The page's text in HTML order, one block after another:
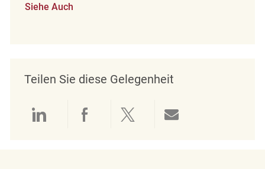
Siehe Auch
Teilen Sie diese Gelegenheit
Über LinkedIn teilen
Über Facebook teilen
Über Twitter teilen